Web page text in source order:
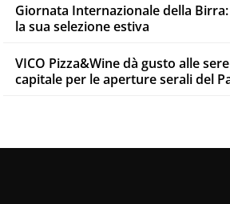
Giornata Internazionale della
la sua selezione estiva
VICO Pizza&Wine dà gusto alle
capitale per le aperture serali del